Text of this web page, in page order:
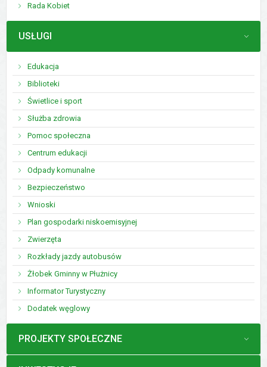
Rada Kobiet
MENU
USŁUGI
Edukacja
Biblioteki
Świetlice i sport
Służba zdrowia
Pomoc społeczna
Centrum edukacji
Odpady komunalne
Bezpieczeństwo
Wnioski
Plan gospodarki niskoemisyjnej
Zwierzęta
Rozkłady jazdy autobusów
Żłobek Gminny w Płużnicy
Informator Turystyczny
Dodatek węglowy
MENU
PROJEKTY SPOŁECZNE